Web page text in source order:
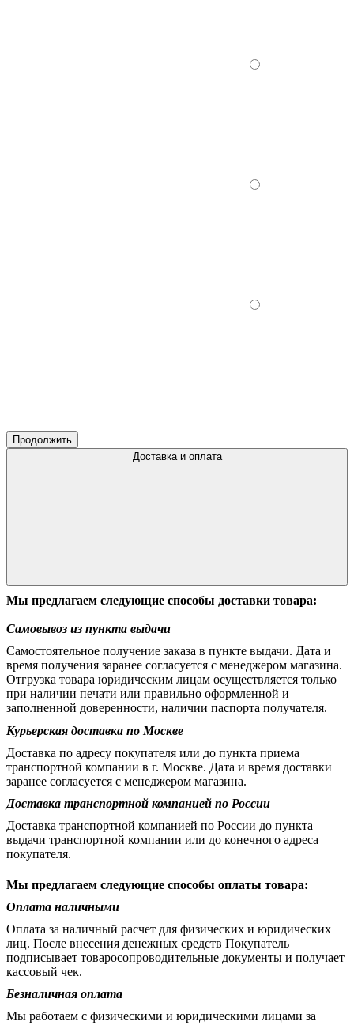
Продолжить
Доставка и оплата
Мы предлагаем следующие способы доставки товара:
Самовывоз из пункта выдачи
Самостоятельное получение заказа в пункте выдачи. Дата и
время получения заранее согласуется с менеджером магазина.
Отгрузка товара юридическим лицам осуществляется только
при наличии печати или правильно оформленной и
заполненной доверенности, наличии паспорта получателя.
Курьерская доставка по Москве
Доставка по адресу покупателя или до пункта приема
транспортной компании в г. Москве. Дата и время доставки
заранее согласуется с менеджером магазина.
Доставка транспортной компанией по России
Доставка транспортной компанией по России до пункта
выдачи транспортной компании или до конечного адреса
покупателя.
Мы предлагаем следующие способы оплаты товара:
Оплата наличными
Оплата за наличный расчет для физических и юридических
лиц. После внесения денежных средств Покупатель
подписывает товаросопроводительные документы и получает
кассовый чек.
Безналичная оплата
Мы работаем с физическими и юридическими лицами за